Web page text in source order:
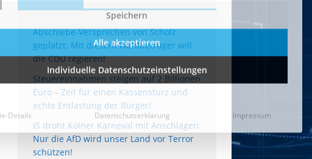
Abschiebe-Versprechen von Scholz
geplatzt: Mit diesem Wahlbetrüger will
die CDU regieren!
Steuereinnahmen steigen auf 2 Billionen
Euro – Zeit für einen Kassensturz und
echte Entlastung der Bürger!
IS droht Kölner Karneval mit Anschlägen:
Nur die AfD wird unser Land vor Terror
schützen!